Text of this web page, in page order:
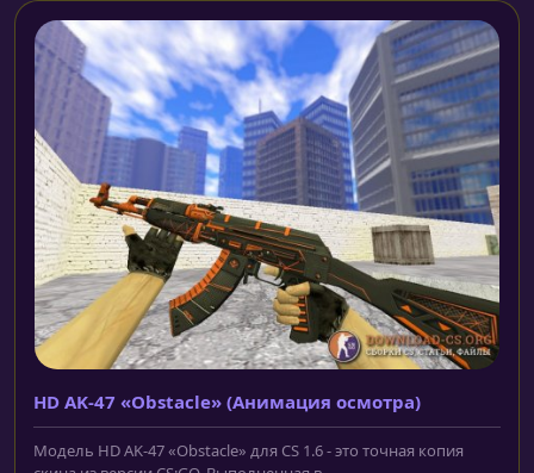
HD AK-47 «Obstacle» (Анимация осмотра)
Модель HD AK-47 «Obstacle» для CS 1.6 - это точная копия